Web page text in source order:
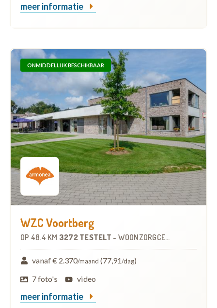
meer informatie
ONMIDDELLIJK BESCHIKBAAR
WZC Voortberg
OP 48.4 KM 3272 TESTELT - WOONZORGCENTRUM (WZC)
vanaf € 2.370/maand (77,91/dag)
7 foto's
video
meer informatie